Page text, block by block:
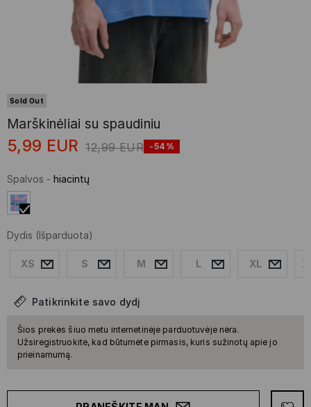
Sold Out
Marškinėliai su spaudiniu
5,99 EUR 12,99 EUR -54%
Spalvos - hiacintų
Dydis (Išparduota)
XS S M L XL
Patikrinkite savo dydį
Šios prekės šiuo metu internetinėje parduotuvėje nėra.
Užsiregistruokite, kad būtumėte pirmasis, kuris sužinotų apie jo
prieinamumą.